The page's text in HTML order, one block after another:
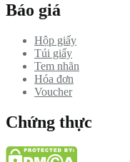
Báo giá
Hộp giấy
Túi giấy
Tem nhãn
Hóa đơn
Voucher
Chứng thực